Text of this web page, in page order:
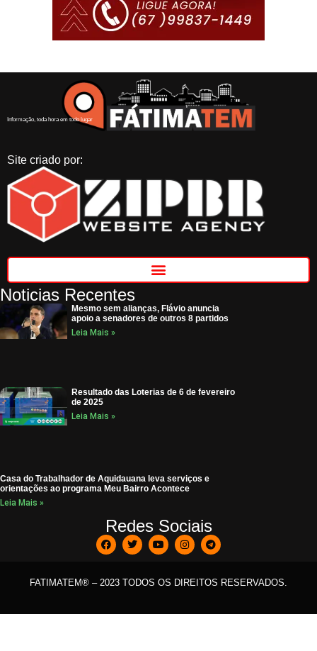
Informação, toda hora em todo lugar
Site criado por:
Noticias Recentes
Mesmo sem alianças, Flávio anuncia
apoio a senadores de outros 8 partidos
Leia Mais »
Resultado das Loterias de 6 de fevereiro
de 2025
Leia Mais »
Casa do Trabalhador de Aquidauana leva serviços e
orientações ao programa Meu Bairro Acontece
Leia Mais »
Redes Sociais
FATIMATEM® – 2023 TODOS OS DIREITOS RESERVADOS.